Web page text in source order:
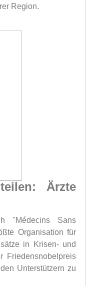
Region.
Ärzte
"Médecins Sans
Organisation für
in Krisen- und
Friedensnobelpreis
Unterstützern zu